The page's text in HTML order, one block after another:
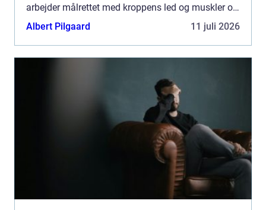
arbejder målrettet med kroppens led og muskler og
kan ofte lindre smerter, forbedre bevægeligheden
Albert Pilgaard 11 juli 2026